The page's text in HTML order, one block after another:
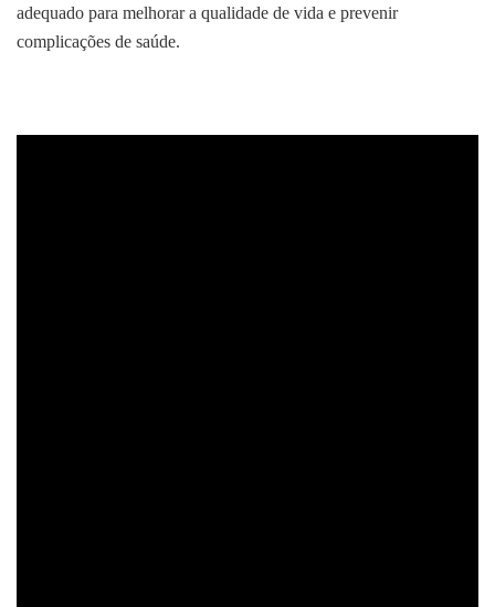
adequado para melhorar a qualidade de vida e prevenir
complicações de saúde.